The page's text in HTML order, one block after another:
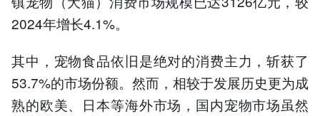
2024年增长4.1%。
其中，宠物食品依旧是绝对的消费主力，斩获了
53.7%的市场份额。然而，相较于发展历史更为成
熟的欧美、日本等海外市场，国内宠物市场虽然